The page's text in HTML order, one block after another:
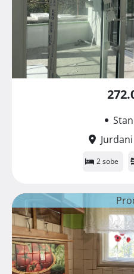
Stan
Jurdani
2 sobe